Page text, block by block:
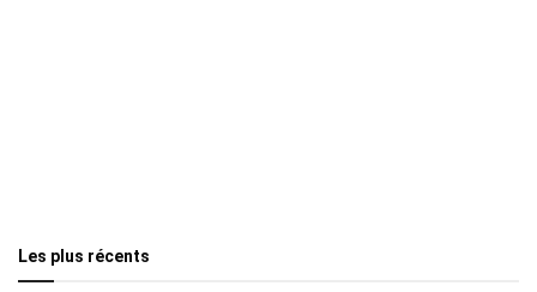
Les plus récents